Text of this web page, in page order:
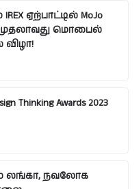
IREX ஏற்பாட்டில் MoJo
முதலாவது மொபைல்
Thinking Awards 2023
லங்கா, நவலோக